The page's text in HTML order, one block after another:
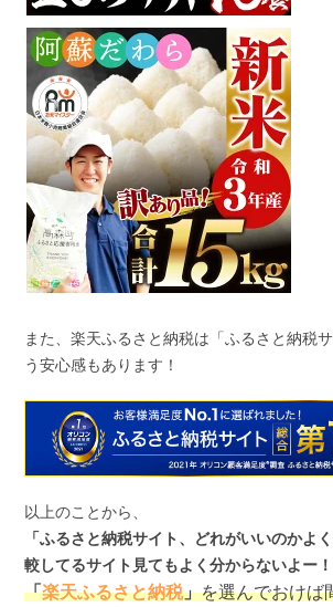
また、楽天ふるさと納税は「ふるさと納税
う安心感もあります！
以上のことから、
「ふるさと納税サイト、どれがいいのかよ
較してるサイト見てもよく分からないよー！
「楽天ふるさと納税」を選んでおけば